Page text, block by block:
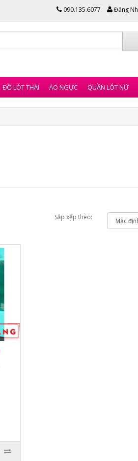
090.135.6077 Đăng
ĐỒ LÓT THÁI ÁO NGỰC QUẦN LÓT NỮ
Sắp xếp theo: